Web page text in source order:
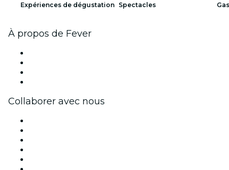
Expériences de dégustation Spectacles
À propos de Fever
Collaborer avec nous